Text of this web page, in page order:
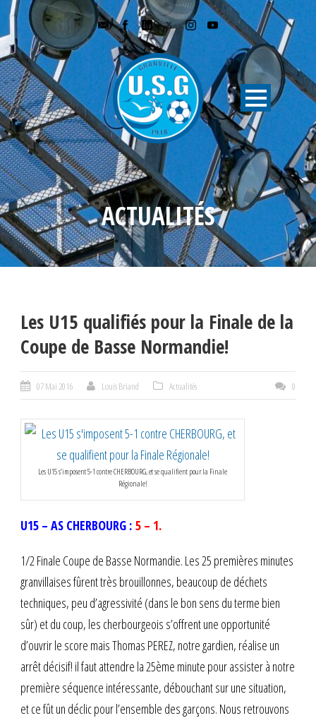
ACTUALITÉS
Les U15 qualifiés pour la Finale de la
Coupe de Basse Normandie!
07 Mai 2016 Louis Briand Actualités 0
Les U15 s’imposent 5-1 contre CHERBOURG, et se qualifient pour la Finale
Régionale!
U15 – AS CHERBOURG : 5 – 1.
1/2 Finale Coupe de Basse Normandie. Les 25 premières minutes
granvillaises fûrent très brouillonnes, beaucoup de déchets
techniques, peu d’agressivité (dans le bon sens du terme bien
sûr) et du coup, les cherbourgeois s’offrent une opportunité
d’ouvrir le score mais Thomas PEREZ, notre gardien, réalise un
arrêt décisif! il faut attendre la 25ème minute pour assister à notre
première séquence intéressante, débouchant sur une situation,
et ce fût un déclic pour l’ensemble des garçons. Nous retrouvons